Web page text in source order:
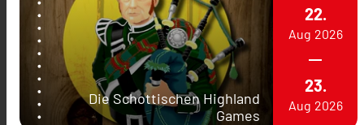
Die Schottischen Highland
Games
22.
Aug 2026
23.
Aug 2026